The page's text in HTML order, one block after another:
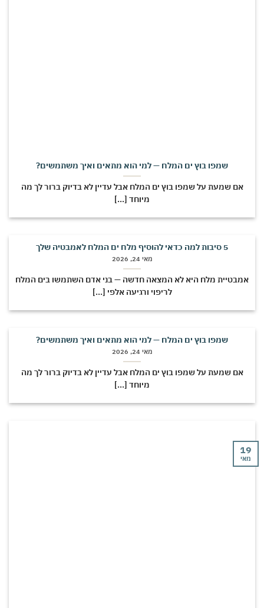
שמפו בוץ ים המלח — למי הוא מתאים ואיך משתמשים?
אם שמעת על שמפו בוץ ים המלח אבל עדיין לא בדיוק ברור לך מה
מיוחד [...]
מלח היא לא המצאה חדשה — בני אדם השתמשו בים המלח
לריפוי ורגיעה אלפי [...]
שמפו בוץ ים המלח — למי הוא מתאים ואיך משתמשים?
אם שמעת על שמפו בוץ ים המלח אבל עדיין לא בדיוק ברור לך מה
מיוחד [...]